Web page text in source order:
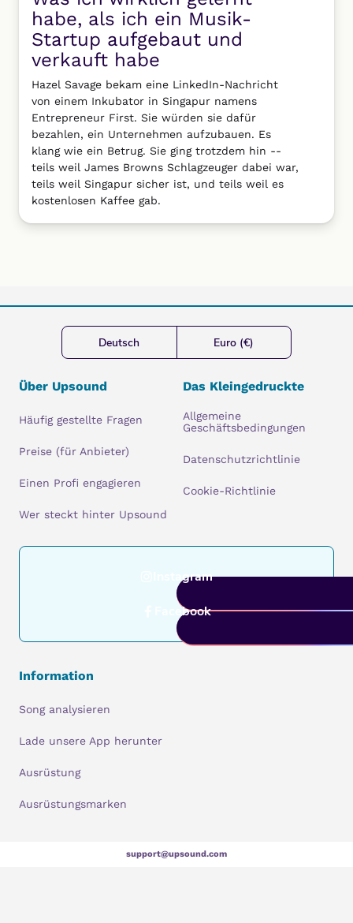
habe, als ich ein Musik-
Startup aufgebaut und
verkauft habe
Hazel Savage bekam eine LinkedIn-Nachricht
von einem Inkubator in Singapur namens
Entrepreneur First. Sie würden sie dafür
bezahlen, ein Unternehmen aufzubauen. Es
klang wie ein Betrug. Sie ging trotzdem hin --
teils weil James Browns Schlagzeuger dabei war,
teils weil Singapur sicher ist, und teils weil es
kostenlosen Kaffee gab.
Deutsch Euro (€)
Über Upsound
Häufig gestellte Fragen
Preise (für Anbieter)
Einen Profi engagieren
Wer steckt hinter Upsound
Das Kleingedruckte
Allgemeine
Geschäftsbedingungen
Datenschutzrichtlinie
Cookie-Richtlinie
Instagram
Facebook
Information
Song analysieren
Lade unsere App herunter
Ausrüstung
Ausrüstungsmarken
support@upsound.com